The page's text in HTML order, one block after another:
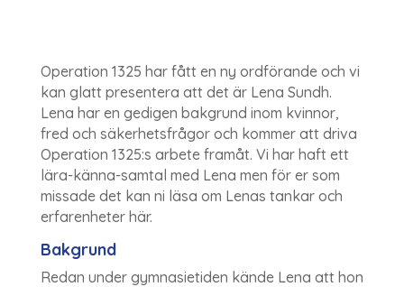
Operation 1325 har fått en ny ordförande och vi
kan glatt presentera att det är Lena Sundh.
Lena har en gedigen bakgrund inom kvinnor,
fred och säkerhetsfrågor och kommer att driva
Operation 1325:s arbete framåt. Vi har haft ett
lära-känna-samtal med Lena men för er som
missade det kan ni läsa om Lenas tankar och
erfarenheter här.
Bakgrund
Redan under gymnasietiden kände Lena att hon